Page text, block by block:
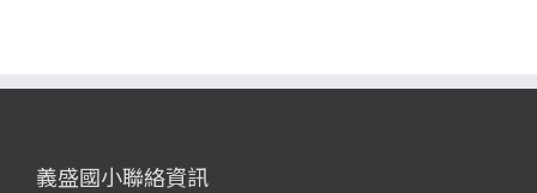
義盛國小聯絡資訊